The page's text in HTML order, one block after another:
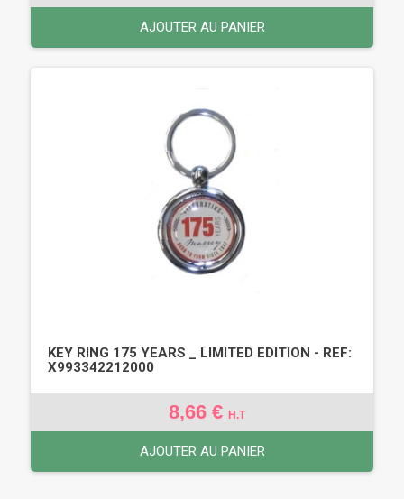
AJOUTER AU PANIER
KEY RING 175 YEARS _ LIMITED EDITION - REF:
X993342212000
8,66 € H.T
AJOUTER AU PANIER